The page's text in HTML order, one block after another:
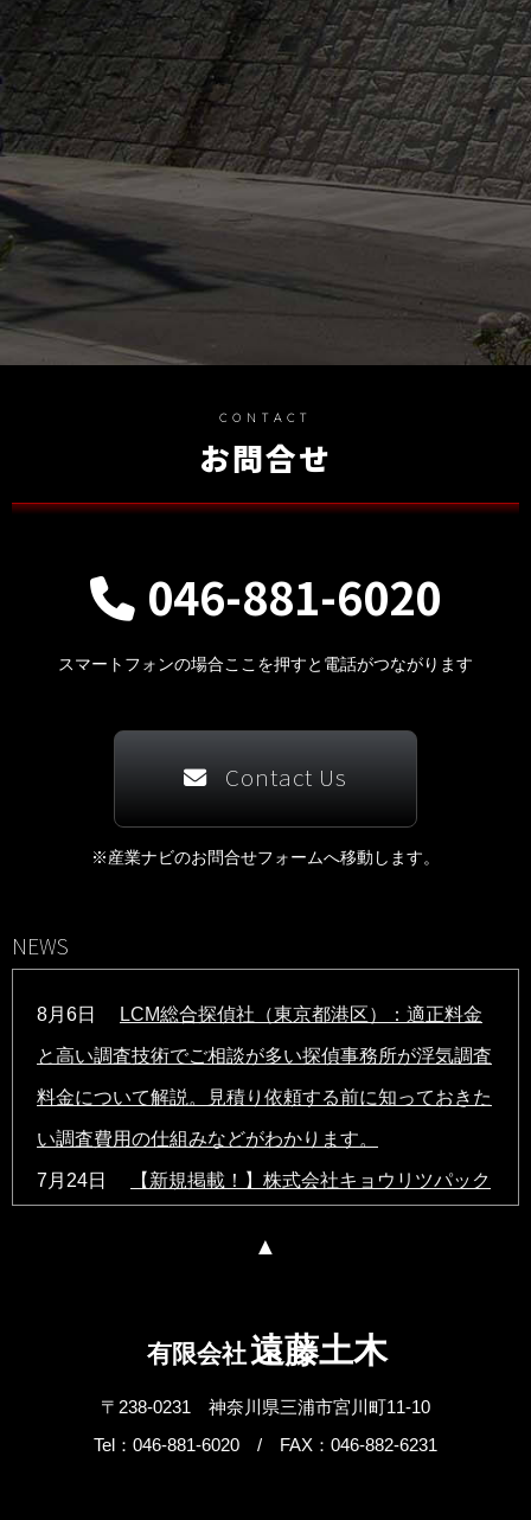
CONTACT
お問合せ
046-881-6020
スマートフォンの場合ここを押すと電話がつながります
Contact Us
※産業ナビのお問合せフォームへ移動します。
NEWS
8月6日 LCM総合探偵社（東京都港区）：適正料金
と高い調査技術でご相談が多い探偵事務所が浮気調査
料金について解説。見積り依頼する前に知っておきた
い調査費用の仕組みなどがわかります。
7月24日 【新規掲載！】株式会社キョウリツパック
【新規掲載！】ハイズ 耐震改修・リノベ
有限会社遠藤土木
〒238-0231 神奈川県三浦市宮川町11-10
Tel：046-881-6020 / FAX：046-882-6231